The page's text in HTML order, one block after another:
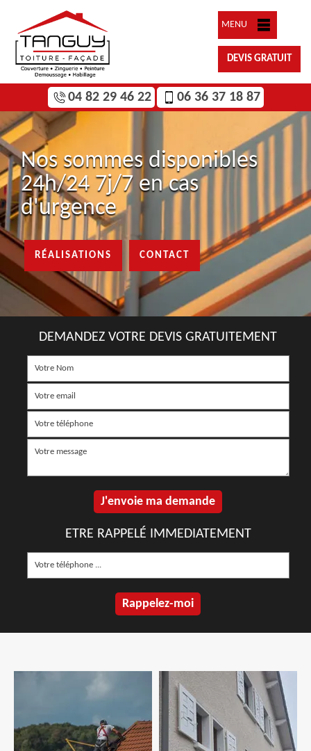
MENU
DEVIS GRATUIT
04 82 29 46 22 06 36 37 18 87
Nos sommes disponibles
24h/24 7j/7 en cas
d'urgence
RÉALISATIONS CONTACT
DEMANDEZ VOTRE DEVIS GRATUITEMENT
ETRE RAPPELÉ IMMEDIATEMENT